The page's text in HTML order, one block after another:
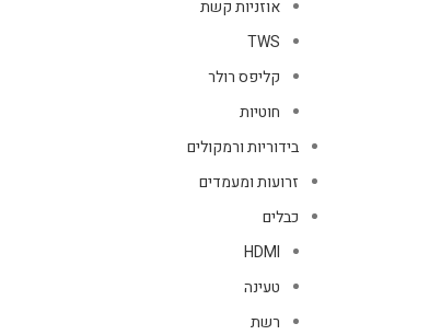
אוזניות קשת
TWS
קליפס רולר
חוטיות
בידוריות ורמקולים
זרועות ומעמדים
כבלים
HDMI
טעינה
רשת